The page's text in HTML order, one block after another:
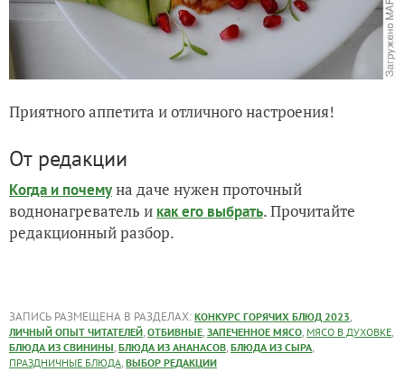
Приятного аппетита и отличного настроения!
От редакции
Когда и почемуна даче нужен проточный
воднонагреватель и как его выбрать. Прочитайте
редакционный разбор.
ЗАПИСЬ РАЗМЕЩЕНА В РАЗДЕЛАХ: КОНКУРС ГОРЯЧИХ БЛЮД 2023,
ЛИЧНЫЙ ОПЫТ ЧИТАТЕЛЕЙ, ОТБИВНЫЕ, ЗАПЕЧЕННОЕ МЯСО, МЯСО В ДУХОВКЕ,
БЛЮДА ИЗ СВИНИНЫ, БЛЮДА ИЗ АНАНАСОВ, БЛЮДА ИЗ СЫРА,
ПРАЗДНИЧНЫЕ БЛЮДА, ВЫБОР РЕДАКЦИИ